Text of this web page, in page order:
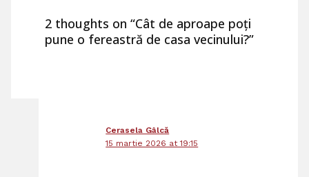
2 thoughts on “Cât de aproape poți
pune o fereastră de casa vecinului?”
Cerasela Gâlcă
15 martie 2026 at 19:15